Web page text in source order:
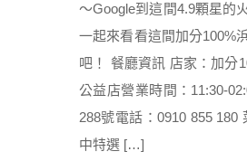
～Google到這間4.9顆星的
一起來看看這間加分100%
吧！ 餐廳資訊 店家：加分
公益店營業時間：11:30-
288號電話：0910 855
中特選 […]